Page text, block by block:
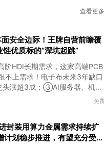
查看更多
安全边际！王牌自营前瞻覆
优质标的“深坑起跳”
HDI长期需求，这家高端PCB
上需求！电子布未来3年缺口
头涨超3成；③AI服务器、机器
、涨价预期暂未被市场定价，
免
封装用算力金属需求持续扩
划稳步推进，有望充分受益